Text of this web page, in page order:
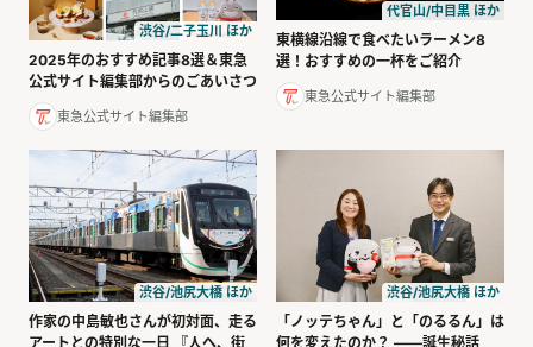
渋谷/二子玉川 ほか
2025年のおすすめ記事8選＆東急
公式サイト編集部からのごあいさつ
東急公式サイト編集部
代官山/中目黒 ほか
東横線沿線で食べたいラーメン8
選！おすすめの一杯をご紹介
東急公式サイト編集部
渋谷/池尻大橋 ほか
作家の中島敏也さんが初対面、走る
アートとの特別な一日 『人へ、街
渋谷/池尻大橋 ほか
「ノッテちゃん」と「のるるん」は
何を変えたのか？ ――誕生秘話